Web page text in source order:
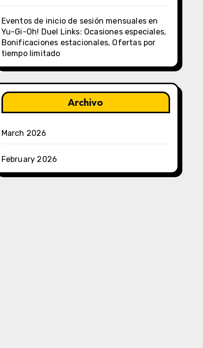
Eventos de inicio de sesión mensuales en
Yu-Gi-Oh! Duel Links: Ocasiones especiales,
Bonificaciones estacionales, Ofertas por
tiempo limitado
Archivo
March 2026
February 2026